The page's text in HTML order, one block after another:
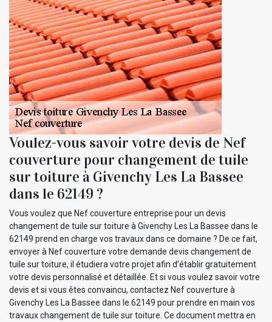
Voulez-vous savoir votre devis de Nef
couverture pour changement de tuile
sur toiture à Givenchy Les La Bassee
dans le 62149 ?
Vous voulez que Nef couverture entreprise pour un devis
changement de tuile sur toiture à Givenchy Les La Bassee dans le
62149 prend en charge vos travaux dans ce domaine ? De ce fait,
envoyer à Nef couverture votre demande devis changement de
tuile sur toiture, il étudiera votre projet afin d’établir gratuitement
votre devis personnalisé et détaillée. Et si vous voulez savoir votre
devis et si vous êtes convaincu, contactez Nef couverture à
Givenchy Les La Bassee dans le 62149 pour prendre en main vos
travaux changement de tuile sur toiture. Ce document mettra en